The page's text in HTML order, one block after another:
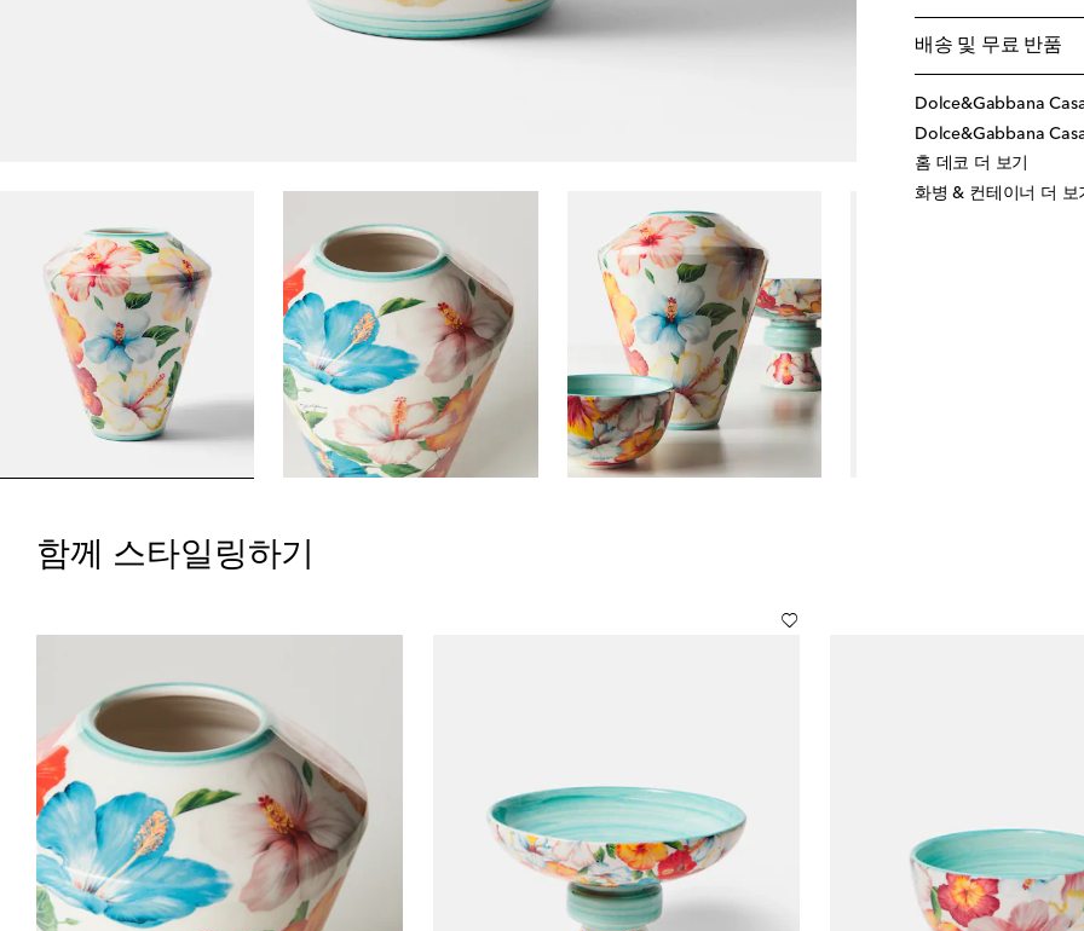
배송 및 무료 반품
Dolce&Gabbana
Dolce&Gabbana
홈 데코 더 보기
화병 & 컨테이너 더 보
함께 스타일링하기